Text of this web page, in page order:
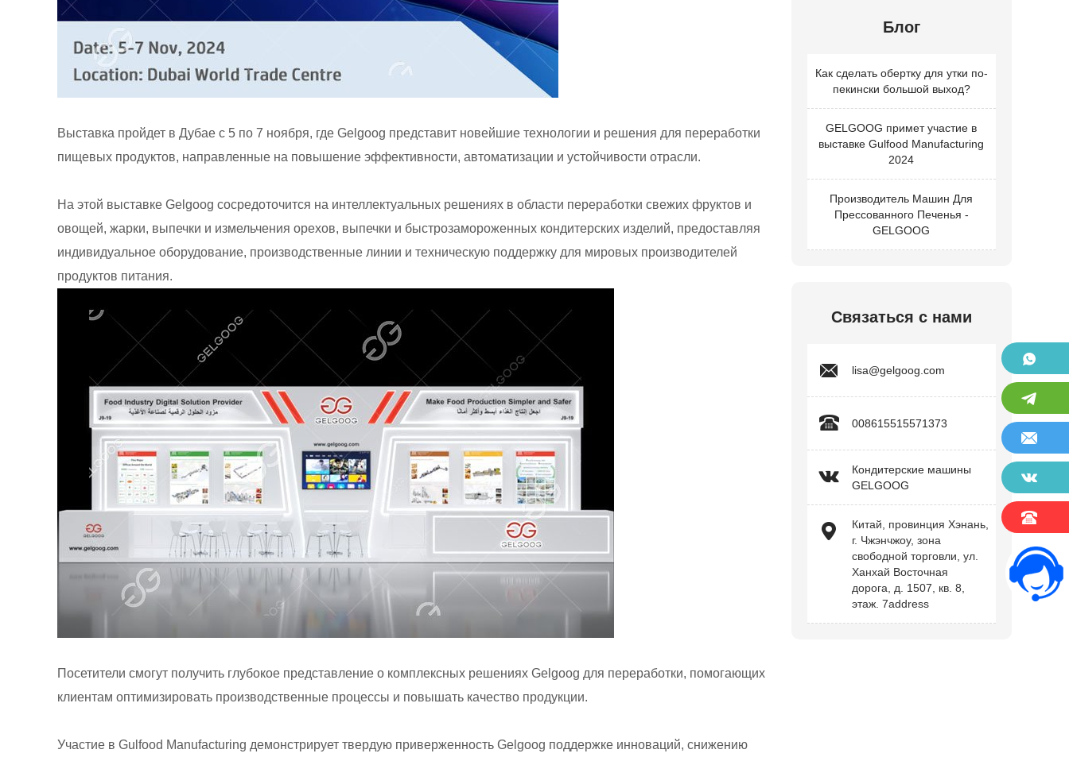
Выставка пройдет в Дубае с 5 по 7 ноября, где Gelgoog представит новейшие технологии и решения для переработки
пищевых продуктов, направленные на повышение эффективности, автоматизации и устойчивости отрасли.
На этой выставке Gelgoog сосредоточится на интеллектуальных решениях в области переработки свежих фруктов и
овощей, жарки, выпечки и измельчения орехов, выпечки и быстрозамороженных кондитерских изделий, предоставляя
индивидуальное оборудование, производственные линии и техническую поддержку для мировых производителей
продуктов питания.
Посетители смогут получить глубокое представление о комплексных решениях Gelgoog для переработки, помогающих
клиентам оптимизировать производственные процессы и повышать качество продукции.
Участие в Gulfood Manufacturing демонстрирует твердую приверженность Gelgoog поддержке инноваций, снижению
Блог
Как сделать обертку для утки по-
пекински большой выход?
GELGOOG примет участие в
выставке Gulfood Manufacturing
2024
Производитель Машин Для
Прессованного Печенья -
GELGOOG
Связаться с нами
lisa@gelgoog.com
008615515571373
Кондитерские машины
GELGOOG
Китай, провинция Хэнань,
г. Чжэнчжоу, зона
свободной торговли, ул.
Ханхай Восточная
дорога, д. 1507, кв. 8,
этаж. 7address